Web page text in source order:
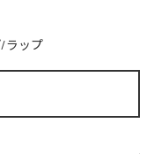
ラップ